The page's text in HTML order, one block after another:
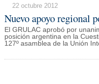
22 octubre 2012
Nuevo apoyo regional
El GRULAC aprobó por
posición argentina en la
127º asamblea de la Unión